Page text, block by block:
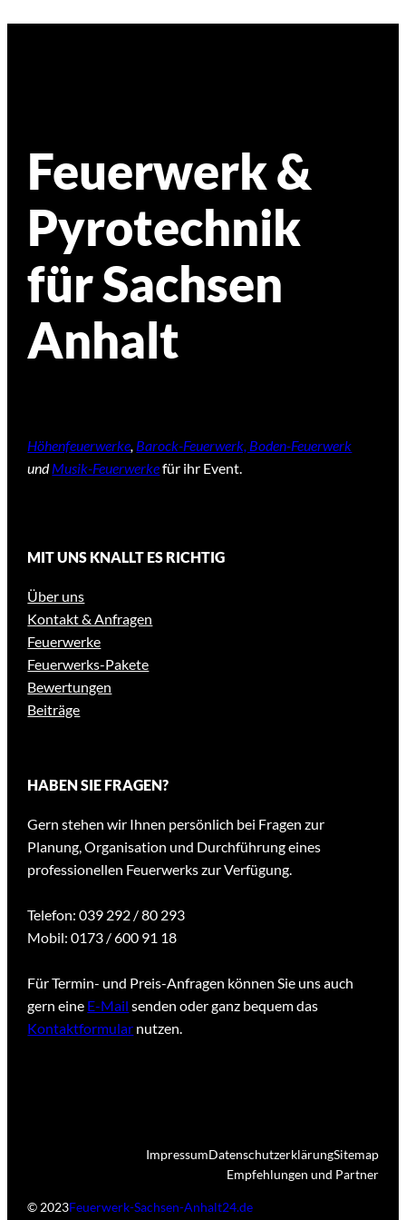
Feuerwerk &
Pyrotechnik
für Sachsen
Anhalt
Höhenfeuerwerke, Barock-Feuerwerk, Boden-Feuerwerk
undMusik-Feuerwerkefür ihr Event.
MIT UNS KNALLT ES RICHTIG
Über uns
Kontakt & Anfragen
Feuerwerke
Feuerwerks-Pakete
Bewertungen
Beiträge
HABEN SIE FRAGEN?
Gern stehen wir Ihnen persönlich bei Fragen zur
Planung, Organisation und Durchführung eines
professionellen Feuerwerks zur Verfügung.
Telefon: 039 292 / 80 293
Mobil: 0173 / 600 91 18
Für Termin- und Preis-Anfragen können Sie uns auch
gern eine E-Mail senden oder ganz bequem das
Kontaktformular nutzen.
© 2023Feuerwerk-Sachsen-Anhalt24.de
ImpressumDatenschutzerklärungSitemap
Empfehlungen und Partner